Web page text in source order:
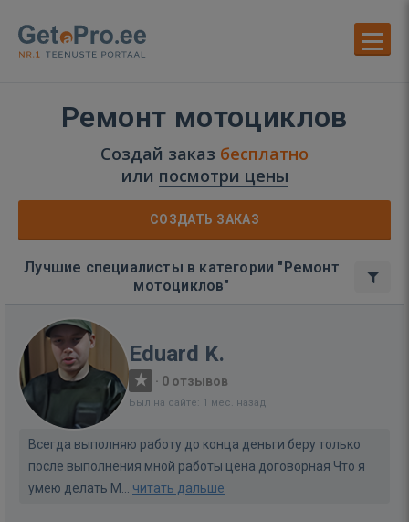
Ремонт мотоциклов
Создай заказ бесплатно
или посмотри цены
СОЗДАТЬ ЗАКАЗ
Лучшие специалисты в категории "Ремонт
мотоциклов"
Eduard K.
· 0 отзывов
Был на сайте: 1 мес. назад
Всегда выполняю работу до конца деньги беру только
после выполнения мной работы цена договорная Что я
умею делать М... читать дальше